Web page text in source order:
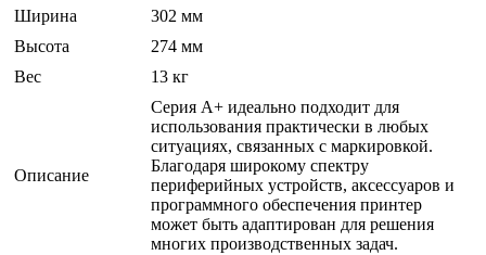
Ширина
302 мм
Высота
274 мм
Вес
13 кг
Описание
Серия A+ идеально подходит для
использования практически в любых
ситуациях, связанных с маркировкой.
Благодаря широкому спектру
периферийных устройств, аксессуаров и
программного обеспечения принтер
может быть адаптирован для решения
многих производственных задач.